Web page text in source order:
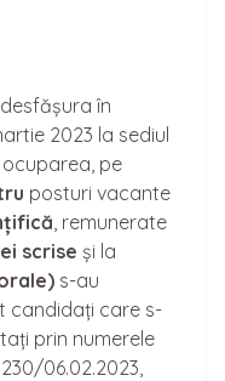
în
2023 la sediul
pe
posturi vacante
, remunerate
scrise și la
s-au
candidați care s-
prin numerele
06.02.2023,